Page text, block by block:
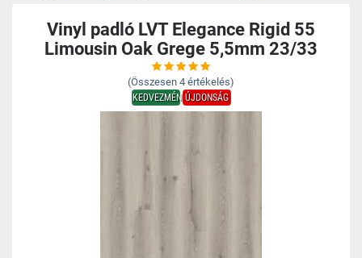
Vinyl padló LVT Elegance Rigid 55
Limousin Oak Grege 5,5mm 23/33
(Összesen 4 értékelés)
KEDVEZMÉNYÚJDONSÁG